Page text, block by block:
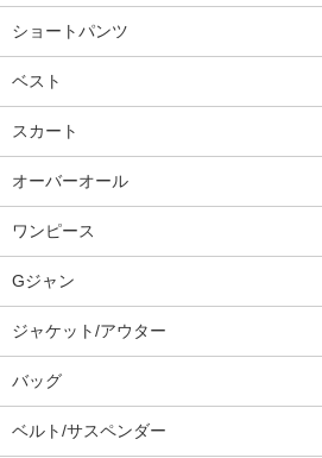
ショートパンツ
ベスト
スカート
オーバーオール
ワンピース
Gジャン
ジャケット/アウター
バッグ
ベルト/サスペンダー